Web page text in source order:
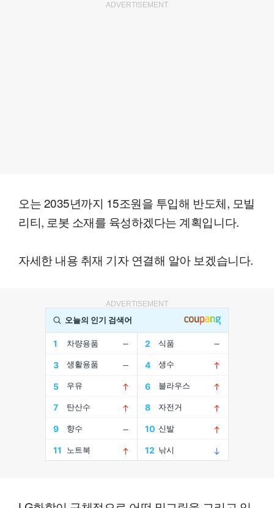
ADVERTISEMENT
오는 2035년까지 15조원을 투입해 반도체, 모빌
리티, 로봇 소재를 육성하겠다는 계획입니다.
자세한 내용 취재 기자 연결해 알아 보겠습니다.
ADVERTISEMENT